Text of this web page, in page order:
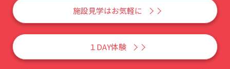
施設見学はお気軽に
１DAY体験